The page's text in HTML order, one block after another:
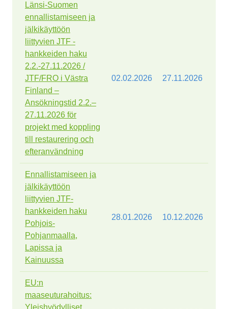
Länsi-Suomen
ennallistamiseen ja
jälkikäyttöön
liittyvien JTF -
hankkeiden haku
2.2.-27.11.2026 /
JTF/FRO i Västra
Finland –
Ansökningstid 2.2.–
27.11.2026 för
projekt med koppling
till restaurering och
efteranvändning
02.02.2026 27.11.2026
Ennallistamiseen ja
jälkikäyttöön
liittyvien JTF-
hankkeiden haku
Pohjois-
Pohjanmaalla,
Lapissa ja
Kainuussa
28.01.2026 10.12.2026
EU:n
maaseuturahoitus:
Yleishyödylliset